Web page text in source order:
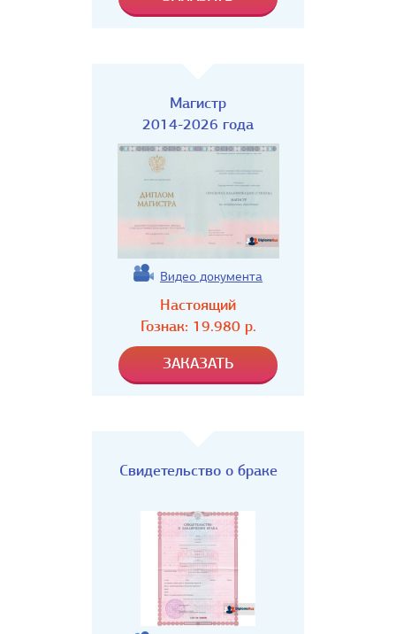
Магистр
2014-2026 года
Видео документа
Настоящий
Гознак: 19.980р.
Свидетельство о браке